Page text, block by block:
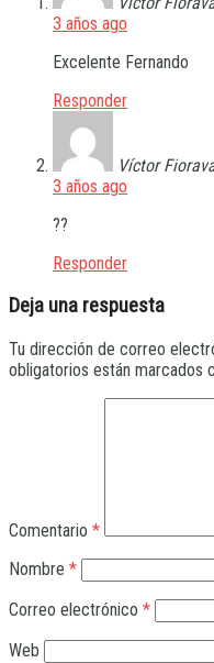
3 años ago
Excelente Fernando
Responder
Víctor
3 años ago
??
Responder
Deja una respuesta
Tu dirección de correo
obligatorios están marcados
Comentario *
Nombre *
Correo electrónico *
Web